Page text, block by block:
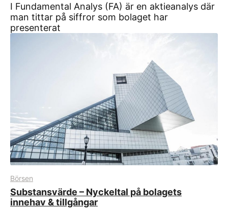
I Fundamental Analys (FA) är en aktieanalys där
man tittar på siffror som bolaget har
presenterat
Börsen
Substansvärde – Nyckeltal på bolagets
innehav & tillgångar